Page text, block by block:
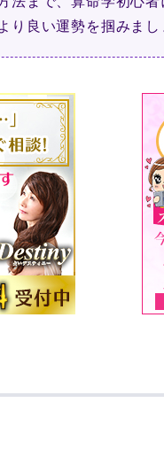
り良い運勢を掴みまし